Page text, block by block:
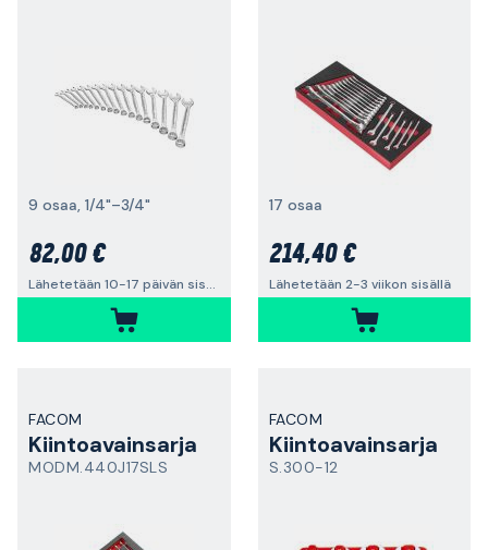
9 osaa, 1/4"–3/4"
82,00 €
Lähetetään 10-17 päivän sisällä
17 osaa
214,40 €
Lähetetään 2-3 viikon sisällä
FACOM
Kiintoavainsarja
MODM.440J17SLS
FACOM
Kiintoavainsarja
S.300-12